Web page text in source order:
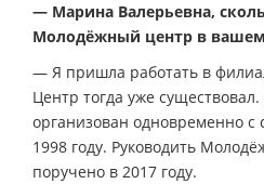
— Марина Валерьевна,
Молодёжный центр в
— Я пришла работать в
Центр тогда уже
организован одновременно с
1998 году. Руководить
поручено в 2017 году.